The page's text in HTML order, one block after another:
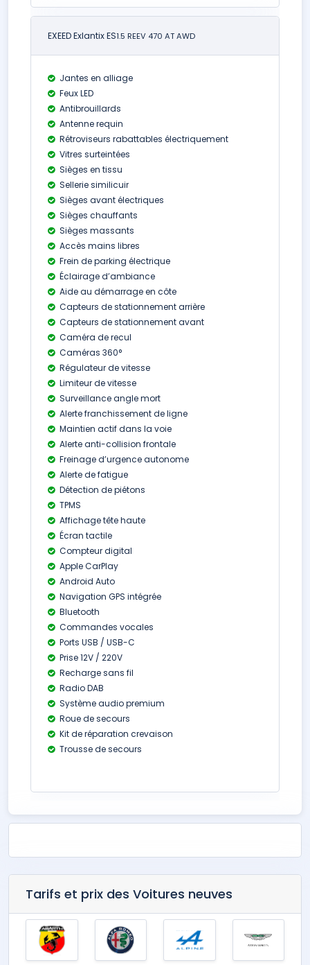
EXEED Exlantix ES1.5 REEV 470 AT AWD
Jantes en alliage
Feux LED
Antibrouillards
Antenne requin
Rétroviseurs rabattables électriquement
Vitres surteintées
Sièges en tissu
Sellerie similicuir
Sièges avant électriques
Sièges chauffants
Sièges massants
Accès mains libres
Frein de parking électrique
Éclairage d’ambiance
Aide au démarrage en côte
Capteurs de stationnement arrière
Capteurs de stationnement avant
Caméra de recul
Caméras 360°
Régulateur de vitesse
Limiteur de vitesse
Surveillance angle mort
Alerte franchissement de ligne
Maintien actif dans la voie
Alerte anti-collision frontale
Freinage d’urgence autonome
Alerte de fatigue
Détection de piétons
TPMS
Affichage tête haute
Écran tactile
Compteur digital
Apple CarPlay
Android Auto
Navigation GPS intégrée
Bluetooth
Commandes vocales
Ports USB / USB-C
Prise 12V / 220V
Recharge sans fil
Radio DAB
Système audio premium
Roue de secours
Kit de réparation crevaison
Trousse de secours
Tarifs et prix des Voitures neuves